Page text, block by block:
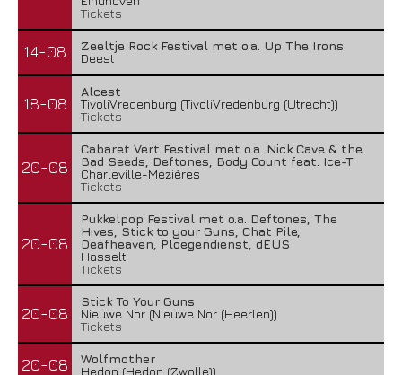
Tickets
14-08
Zeeltje Rock Festival met o.a. Up The Irons
Deest
18-08
Alcest
TivoliVredenburg (TivoliVredenburg (Utrecht))
Tickets
20-08
Cabaret Vert Festival met o.a. Nick Cave & the
Bad Seeds, Deftones, Body Count feat. Ice-T
Charleville-Mézières
Tickets
20-08
Pukkelpop Festival met o.a. Deftones, The
Hives, Stick to your Guns, Chat Pile,
Deafheaven, Ploegendienst, dEUS
Hasselt
Tickets
20-08
Stick To Your Guns
Nieuwe Nor (Nieuwe Nor (Heerlen))
Tickets
20-08
Wolfmother
Hedon (Hedon (Zwolle))